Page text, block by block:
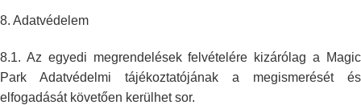
8. Adatvédelem
8.1. Az egyedi megrendelések felvételére kizárólag a Magic
Park Adatvédelmi tájékoztatójának a megismerését és
elfogadását követően kerülhet sor.